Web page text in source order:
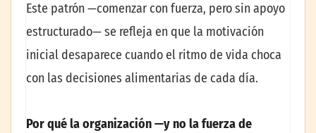
Este patrón —comenzar con fuerza, pero sin apoyo
estructurado— se refleja en que la motivación
inicial desaparece cuando el ritmo de vida choca
con las decisiones alimentarias de cada día.
Por qué la organización —y no la fuerza de